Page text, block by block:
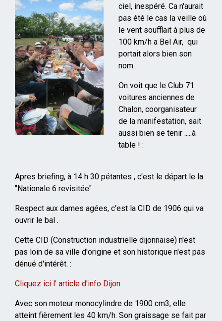
ciel, inespéré. Ca n'aurait
pas été le cas la veille où
le vent soufflait à plus de
100 km/h a Bel Air, qui
portait alors bien son
nom.
On voit que le Club 71
voitures anciennes de
Chalon, coorganisateur
de la manifestation, sait
aussi bien se tenir .....à
table ! :
Apres briefing, à 14 h 30 pétantes , c'est le départ le la
"Nationale 6 revisitée"
Respect aux dames agées, c'est la CID de 1906 qui va
ouvrir le bal .
Cette CID (Construction industrielle dijonnaise) n'est
pas loin de sa ville d'origine et son historique n'est pas
dénué d'intérêt. :
Cliquez ici l' article d'info Dijon
Avec son moteur monocylindre de 1900 cm3, elle
atteint fièrement les 40 km/h. Son graissage se fait par